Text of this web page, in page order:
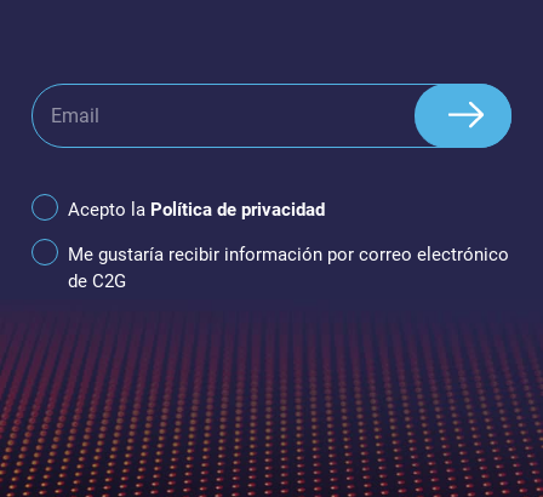
Acepto la Política de privacidad
Me gustaría recibir información por correo electrónico
de C2G